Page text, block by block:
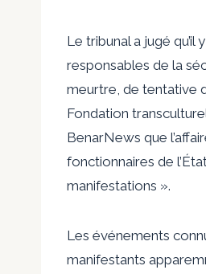
Le tribunal a jugé
responsables de la
meurtre, de tentative
Fondation
BenarNews que
fonctionnaires de
manifestations ».
Les événements
manifestants